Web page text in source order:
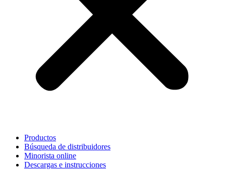
Productos
Búsqueda de distribuidores
Minorista online
Descargas e instrucciones